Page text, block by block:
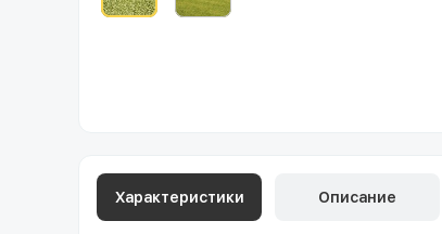
Характеристики Описание